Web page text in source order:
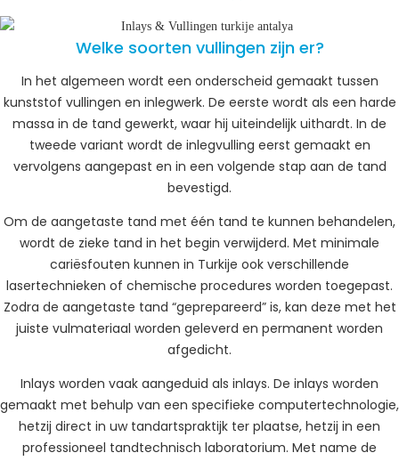
Welke soorten vullingen zijn er?
In het algemeen wordt een onderscheid gemaakt tussen
kunststof vullingen en inlegwerk. De eerste wordt als een harde
massa in de tand gewerkt, waar hij uiteindelijk uithardt. In de
tweede variant wordt de inlegvulling eerst gemaakt en
vervolgens aangepast en in een volgende stap aan de tand
bevestigd.
Om de aangetaste tand met één tand te kunnen behandelen,
wordt de zieke tand in het begin verwijderd. Met minimale
cariësfouten kunnen in Turkije ook verschillende
lasertechnieken of chemische procedures worden toegepast.
Zodra de aangetaste tand “geprepareerd” is, kan deze met het
juiste vulmateriaal worden geleverd en permanent worden
afgedicht.
Inlays worden vaak aangeduid als inlays. De inlays worden
gemaakt met behulp van een specifieke computertechnologie,
hetzij direct in uw tandartspraktijk ter plaatse, hetzij in een
professioneel tandtechnisch laboratorium. Met name de